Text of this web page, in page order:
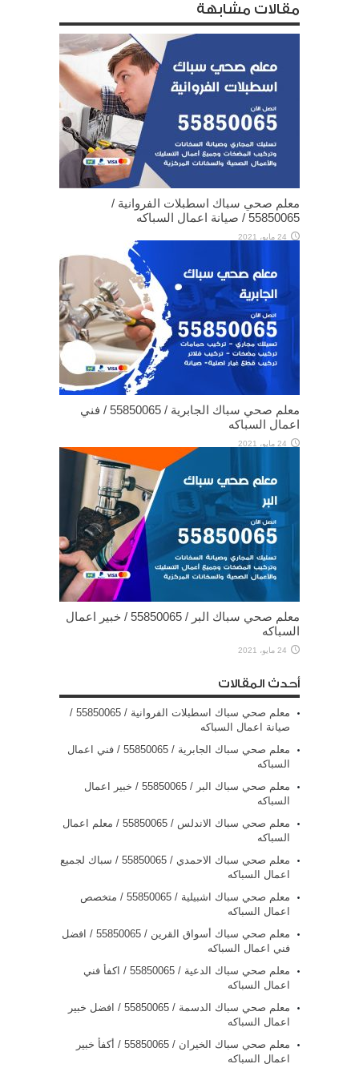
مقالات مشابهة
معلم صحي سباك اسطبلات الفروانية /
55850065 / صيانة اعمال السباكه
24 مايو، 2021
معلم صحي سباك الجابرية / 55850065 / فني
اعمال السباكه
24 مايو، 2021
معلم صحي سباك البر / 55850065 / خبير اعمال
السباكه
24 مايو، 2021
أحدث المقالات
معلم صحي سباك اسطبلات الفروانية / 55850065 /
صيانة اعمال السباكه
معلم صحي سباك الجابرية / 55850065 / فني اعمال
السباكه
معلم صحي سباك البر / 55850065 / خبير اعمال
السباكه
معلم صحي سباك الاندلس / 55850065 / معلم اعمال
السباكه
معلم صحي سباك الاحمدي / 55850065 / سباك لجميع
اعمال السباكه
معلم صحي سباك اشبيلية / 55850065 / متخصص
اعمال السباكه
معلم صحي سباك أسواق القرين / 55850065 / افضل
فني اعمال السباكه
معلم صحي سباك الدعية / 55850065 / اكفأ فني
اعمال السباكه
معلم صحي سباك الدسمة / 55850065 / افضل خبير
اعمال السباكه
معلم صحي سباك الخيران / 55850065 / أكفأ خبير
اعمال السباكه